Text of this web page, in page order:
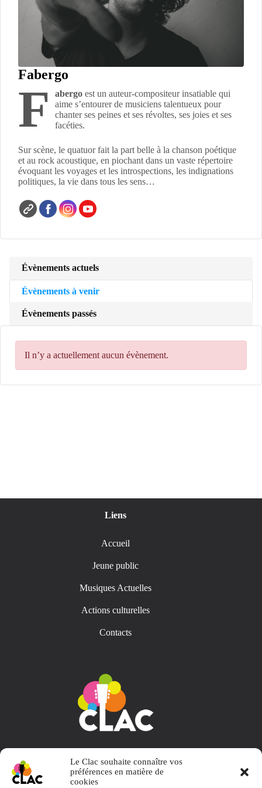
Le Clac souhaite connaître vos
préférences en matière de
cookies
Fabergo
F abergoest un auteur-compositeur insatiable qui
aime s’entourer de musiciens talentueux pour
chanter ses peines et ses révoltes, ses joies et ses
facéties.
Sur scène, le quatuor fait la part belle à la chanson poétique
et au rock acoustique, en piochant dans un vaste répertoire
évoquant les voyages et les introspections, les indignations
politiques, la vie dans tous les sens…
Évènements actuels
Évènements à venir
Évènements passés
Il n’y a actuellement aucun évènement.
Liens
Accueil
Jeune public
Musiques Actuelles
Actions culturelles
Contacts